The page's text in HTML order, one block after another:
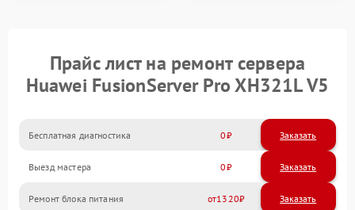
Прайс лист на ремонт сервера
Huawei FusionServer Pro XH321L V5
Бесплатная диагностика 0 Заказать
Выезд мастера 0 Заказать
Ремонт блока питания 1320